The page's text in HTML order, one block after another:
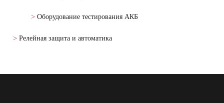
Оборудование тестирования АКБ
Релейная защита и автоматика